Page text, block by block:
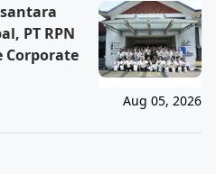
PT RPN
Corporate
Aug 05, 2026